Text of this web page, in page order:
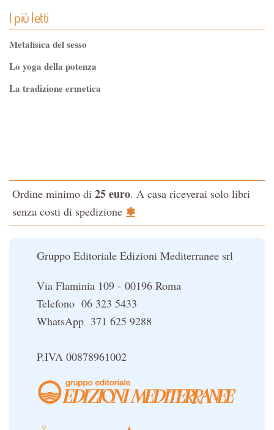
I più letti
Metafisica del sesso
Lo yoga della potenza
La tradizione ermetica
La Cabala
Il potere del serpente
Ordine minimo di 25 euro. A casa riceverai solo libri
senza costi di spedizione ✽
Gruppo Editoriale Edizioni Mediterranee srl
Via Flaminia 109 - 00196 Roma
Telefono 06 323 5433
WhatsApp 371 625 9288
P.IVA 00878961002